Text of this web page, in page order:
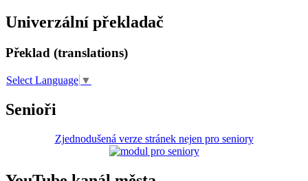
Univerzální překladač
Překlad (translations)
Select Language ▼
Senioři
Zjednodušená verze stránek nejen pro seniory